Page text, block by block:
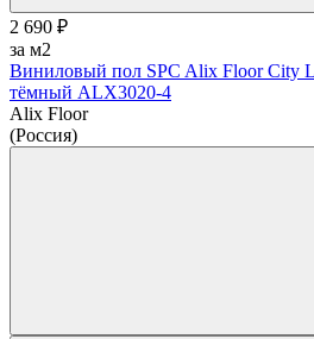
2 690 ₽
за м2
Виниловый пол SPC Alix Floor City
тёмный ALX3020-4
Alix Floor
(Россия)